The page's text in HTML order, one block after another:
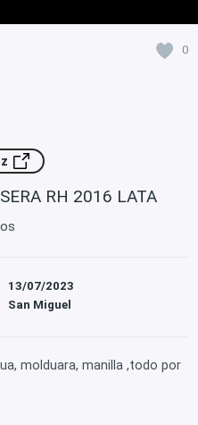
0
RH 2016 LATA
13/07/2023
San Miguel
molduara, manilla ,todo por